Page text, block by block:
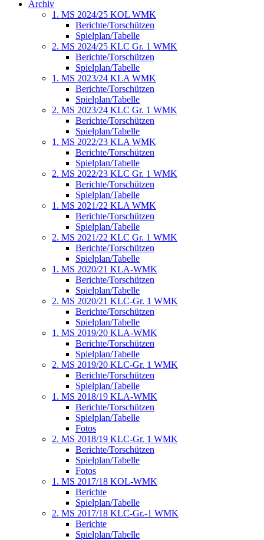
Archiv
1. MS 2024/25 KOL WMK
Berichte/Torschützen
Spielplan/Tabelle
2. MS 2024/25 KLC Gr. 1 WMK
Berichte/Torschützen
Spielplan/Tabelle
1. MS 2023/24 KLA WMK
Berichte/Torschützen
Spielplan/Tabelle
2. MS 2023/24 KLC Gr. 1 WMK
Berichte/Torschützen
Spielplan/Tabelle
1. MS 2022/23 KLA WMK
Berichte/Torschützen
Spielplan/Tabelle
2. MS 2022/23 KLC Gr. 1 WMK
Berichte/Torschützen
Spielplan/Tabelle
1. MS 2021/22 KLA WMK
Berichte/Torschützen
Spielplan/Tabelle
2. MS 2021/22 KLC Gr. 1 WMK
Berichte/Torschützen
Spielplan/Tabelle
1. MS 2020/21 KLA-WMK
Berichte/Torschützen
Spielplan/Tabelle
2. MS 2020/21 KLC-Gr. 1 WMK
Berichte/Torschützen
Spielplan/Tabelle
1. MS 2019/20 KLA-WMK
Berichte/Torschützen
Spielplan/Tabelle
2. MS 2019/20 KLC-Gr. 1 WMK
Berichte/Torschützen
Spielplan/Tabelle
1. MS 2018/19 KLA-WMK
Berichte/Torschützen
Spielplan/Tabelle
Fotos
2. MS 2018/19 KLC-Gr. 1 WMK
Berichte/Torschützen
Spielplan/Tabelle
Fotos
1. MS 2017/18 KOL-WMK
Berichte
Spielplan/Tabelle
2. MS 2017/18 KLC-Gr.-1 WMK
Berichte
Spielplan/Tabelle